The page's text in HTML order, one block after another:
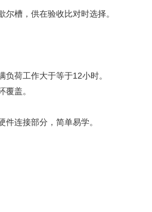
槽，供在验收比对时选择。
荷工作大于等于12小时。
盖。
连接部分，简单易学。